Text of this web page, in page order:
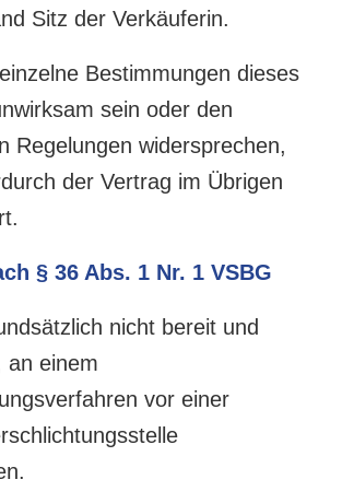
Sitz der Verkäuferin.
Bestimmungen dieses
sein oder den
Regelungen widersprechen,
der Vertrag im Übrigen
§ 36 Abs. 1 Nr. 1 VSBG
nicht bereit und
an einem
vor einer